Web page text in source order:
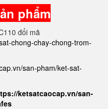
phẩm
đổi mã
chong-chay-chong-trom-
san-pham/ket-sat-
ketsatcaocap.vn/san-